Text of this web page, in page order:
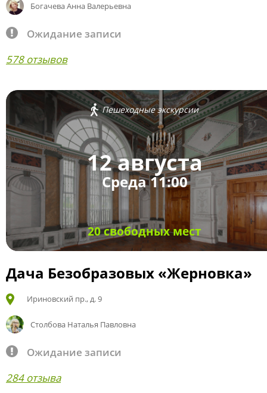
Богачева Анна Валерьевна
Ожидание записи
578 отзывов
Пешеходные экскурсии
12 августа
Среда 11:00
20 свободных мест
Дача Безобразовых «Жерновка»
Ириновский пр., д. 9
Столбова Наталья Павловна
Ожидание записи
284 отзыва